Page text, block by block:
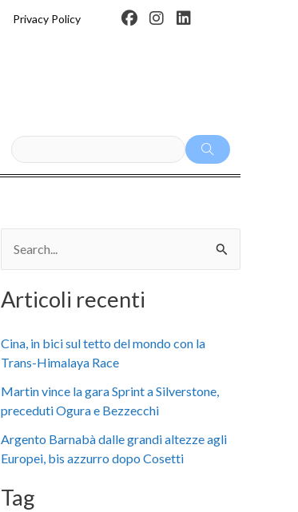
Privacy Policy
F
I
L
r
a
Articoli recenti
Cina, in bici sul tetto del mondo con la
Trans-Himalaya Race
Martin vince la gara Sprint a Silverstone,
preceduti Ogura e Bezzecchi
Argento Barnabà dalle grandi altezze agli
Europei, bis azzurro dopo Cosetti
Tag